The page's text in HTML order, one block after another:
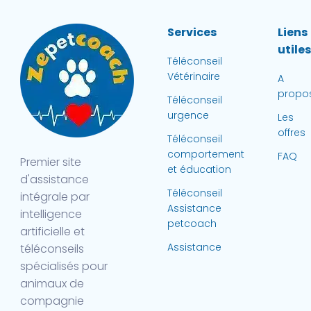
Premier site
d'assistance
intégrale par
intelligence
artificielle et
téléconseils
spécialisés pour
animaux de
compagnie
Services
Téléconseil
Vétérinaire
Téléconseil
urgence
Téléconseil
comportement
et éducation
Téléconseil
Assistance
petcoach
Assistance
Liens
utiles
A
Les
offres
FAQ